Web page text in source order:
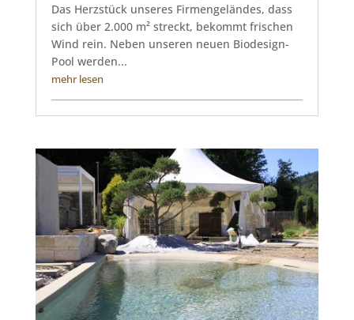
Das Herzstück unseres Firmengeländes, dass
sich über 2.000 m² streckt, bekommt frischen
Wind rein. Neben unseren neuen Biodesign-
Pool werden...
mehr lesen